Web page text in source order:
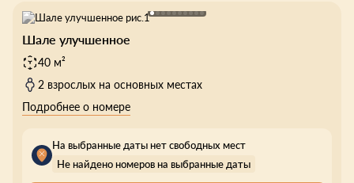
Шале улучшенное
40 м²
2 взрослых на основных местах
Подробнее о номере
На выбранные даты нет свободных мест
Не найдено номеров на выбранные даты